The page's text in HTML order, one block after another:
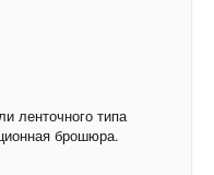
ленточного типа
брошюра.